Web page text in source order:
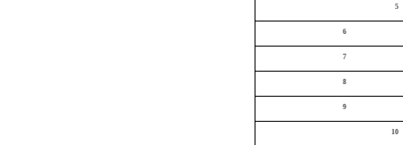
5
6
7
8
9
10